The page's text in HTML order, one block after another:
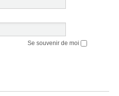
Se souvenir de moi